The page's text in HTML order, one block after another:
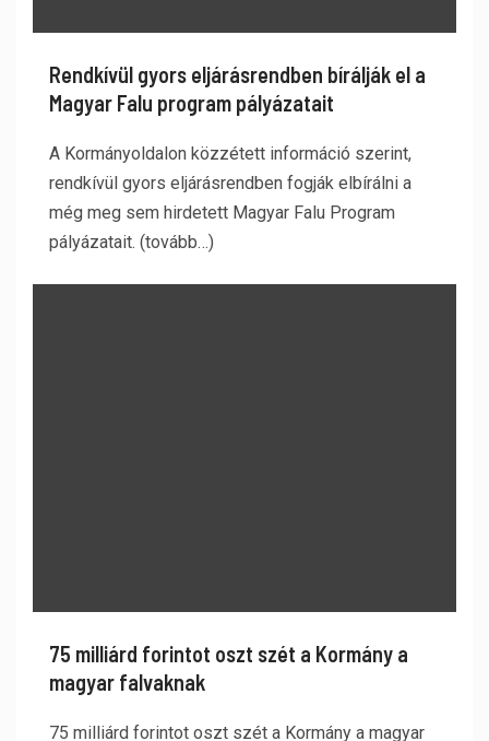
Rendkívül gyors eljárásrendben bírálják el a
Magyar Falu program pályázatait
A Kormányoldalon közzétett információ szerint,
rendkívül gyors eljárásrendben fogják elbírálni a
még meg sem hirdetett Magyar Falu Program
pályázatait. (tovább…)
75 milliárd forintot oszt szét a Kormány a
magyar falvaknak
75 milliárd forintot oszt szét a Kormány a magyar